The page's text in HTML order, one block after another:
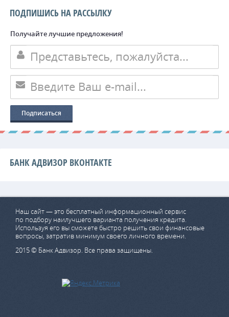
ПОДПИШИСЬ НА РАССЫЛКУ
Получайте лучшие предложения!
БАНК АДВИЗОР ВКОНТАКТЕ
Наш сайт — это бесплатный информационный сервис
по подбору наилучшего варианта получения кредита.
Используя его вы сможете быстро решить свои финансовые
вопросы, затратив минимум своего личного времени.
2015 © Банк Адвизор. Все права защищены.